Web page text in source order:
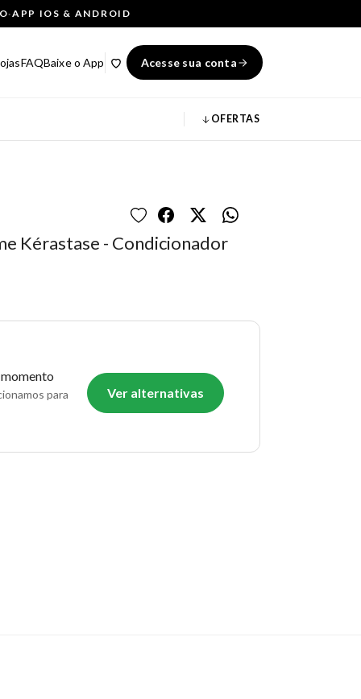
·APP IOS & ANDROID
FAQBaixe o App Acesse sua conta
OFERTAS
Kérastase - Condicionador
para
Ver alternativas